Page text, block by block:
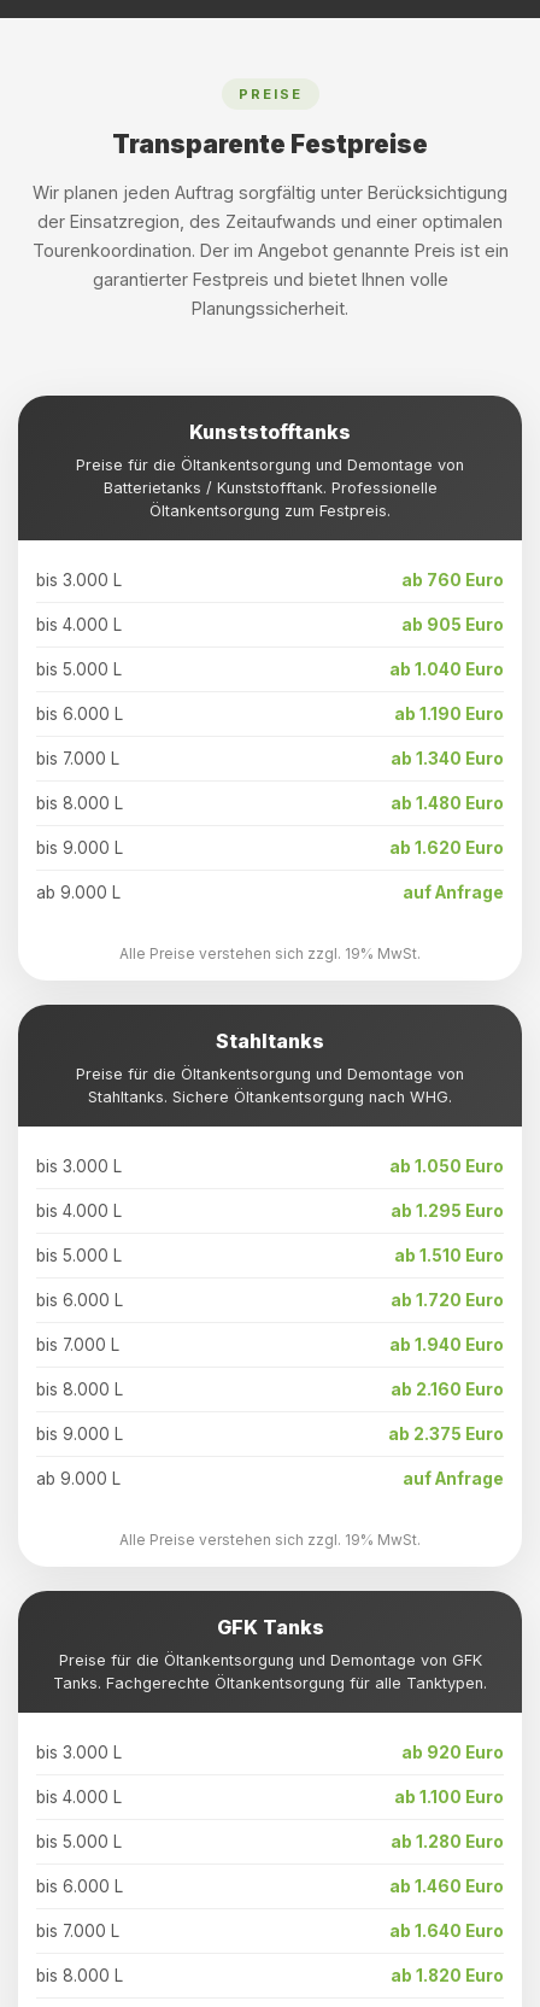
PREISE
Transparente Festpreise
Wir planen jeden Auftrag sorgfältig unter Berücksichtigung
der Einsatzregion, des Zeitaufwands und einer optimalen
Tourenkoordination. Der im Angebot genannte Preis ist ein
garantierter Festpreis und bietet Ihnen volle
Planungssicherheit.
Kunststofftanks
Preise für die Öltankentsorgung und Demontage von
Batterietanks / Kunststofftank. Professionelle
Öltankentsorgung zum Festpreis.
bis 3.000 L ab 760 Euro
bis 4.000 L ab 905 Euro
bis 5.000 L ab 1.040 Euro
bis 6.000 L ab 1.190 Euro
bis 7.000 L ab 1.340 Euro
bis 8.000 L ab 1.480 Euro
bis 9.000 L ab 1.620 Euro
ab 9.000 L auf Anfrage
Alle Preise verstehen sich zzgl. 19% MwSt.
Stahltanks
Preise für die Öltankentsorgung und Demontage von
Stahltanks. Sichere Öltankentsorgung nach WHG.
bis 3.000 L ab 1.050 Euro
bis 4.000 L ab 1.295 Euro
bis 5.000 L ab 1.510 Euro
bis 6.000 L ab 1.720 Euro
bis 7.000 L ab 1.940 Euro
bis 8.000 L ab 2.160 Euro
bis 9.000 L ab 2.375 Euro
ab 9.000 L auf Anfrage
Alle Preise verstehen sich zzgl. 19% MwSt.
GFK Tanks
Preise für die Öltankentsorgung und Demontage von GFK
Tanks. Fachgerechte Öltankentsorgung für alle Tanktypen.
bis 3.000 L ab 920 Euro
bis 4.000 L ab 1.100 Euro
bis 5.000 L ab 1.280 Euro
bis 6.000 L ab 1.460 Euro
bis 7.000 L ab 1.640 Euro
bis 8.000 L ab 1.820 Euro